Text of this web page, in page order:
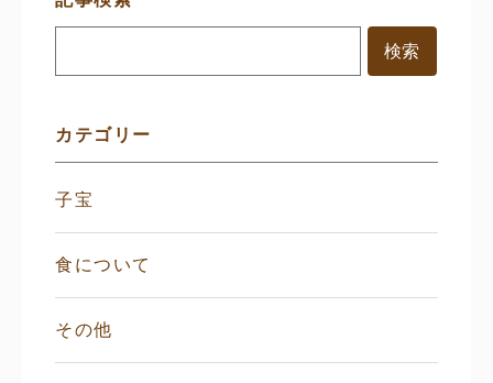
ニ
カテゴリー
子宝
食について
その他